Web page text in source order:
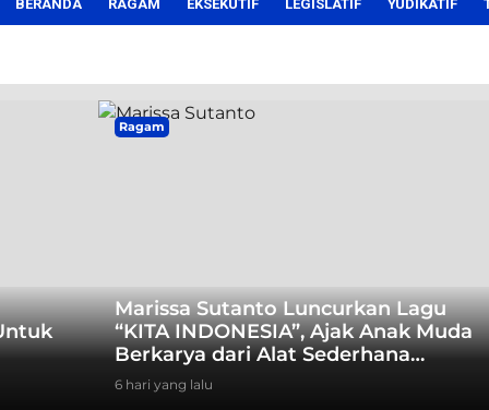
BERANDA RAGAM EKSEKUTIF LEGISLATIF YUDIKATIF
Ragam
Marissa Sutanto Luncurkan Lagu
“KITA INDONESIA”, Ajak Anak Muda
Berkarya dari Alat Sederhana
hingga Musik Tradisional
6 hari yang lalu